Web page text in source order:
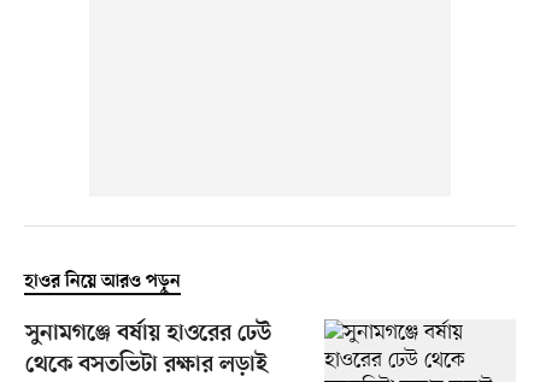
হাওর নিয়ে আরও পড়ুন
সুনামগঞ্জে বর্ষায় হাওরের ঢেউ
থেকে বসতভিটা রক্ষার লড়াই